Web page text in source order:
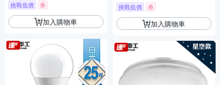
挑戰低價 券
加入購物車
挑戰低價 券
加入購物車